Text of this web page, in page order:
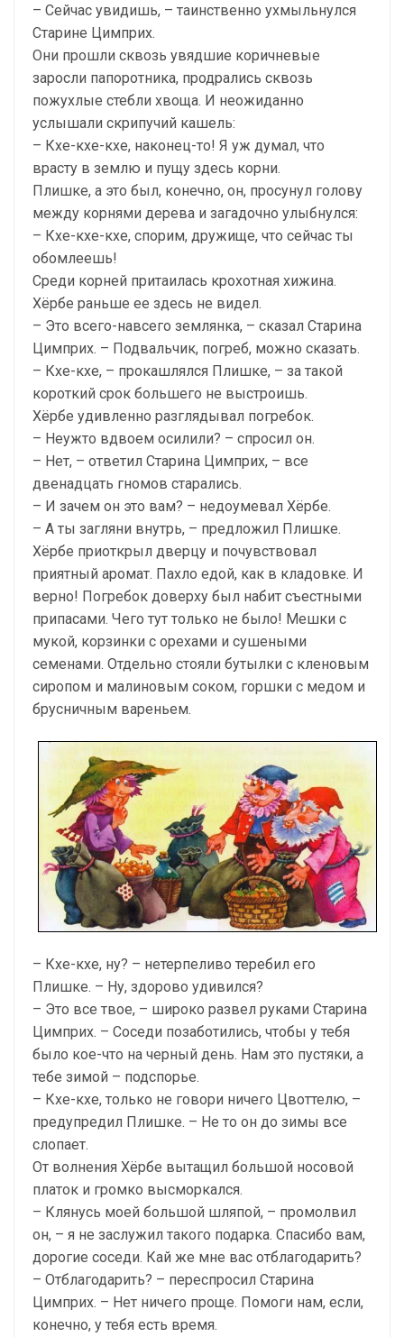
– Сейчас увидишь, – таинственно ухмыльнулся
Старине Цимприх.
Они прошли сквозь увядшие коричневые
заросли папоротника, продрались сквозь
пожухлые стебли хвоща. И неожиданно
услышали скрипучий кашель:
– Кхе-кхе-кхе, наконец-то! Я уж думал, что
врасту в землю и пущу здесь корни.
Плишке, а это был, конечно, он, просунул голову
между корнями дерева и загадочно улыбнулся:
– Кхе-кхе-кхе, спорим, дружище, что сейчас ты
обомлеешь!
Среди корней притаилась крохотная хижина.
Хёрбе раньше ее здесь не видел.
– Это всего-навсего землянка, – сказал Старина
Цимприх. – Подвальчик, погреб, можно сказать.
– Кхе-кхе, – прокашлялся Плишке, – за такой
короткий срок большего не выстроишь.
Хёрбе удивленно разглядывал погребок.
– Неужто вдвоем осилили? – спросил он.
– Нет, – ответил Старина Цимприх, – все
двенадцать гномов старались.
– И зачем он это вам? – недоумевал Хёрбе.
– А ты загляни внутрь, – предложил Плишке.
Хёрбе приоткрыл дверцу и почувствовал
приятный аромат. Пахло едой, как в кладовке. И
верно! Погребок доверху был набит съестными
припасами. Чего тут только не было! Мешки с
мукой, корзинки с орехами и сушеными
семенами. Отдельно стояли бутылки с кленовым
сиропом и малиновым соком, горшки с медом и
брусничным вареньем.
– Кхе-кхе, ну? – нетерпеливо теребил его
Плишке. – Ну, здорово удивился?
– Это все твое, – широко развел руками Старина
Цимприх. – Соседи позаботились, чтобы у тебя
было кое-что на черный день. Нам это пустяки, а
тебе зимой – подспорье.
– Кхе-кхе, только не говори ничего Цвоттелю, –
предупредил Плишке. – Не то он до зимы все
слопает.
От волнения Хёрбе вытащил большой носовой
платок и громко высморкался.
– Клянусь моей большой шляпой, – промолвил
он, – я не заслужил такого подарка. Спасибо вам,
дорогие соседи. Кай же мне вас отблагодарить?
– Отблагодарить? – переспросил Старина
Цимприх. – Нет ничего проще. Помоги нам, если,
конечно, у тебя есть время.